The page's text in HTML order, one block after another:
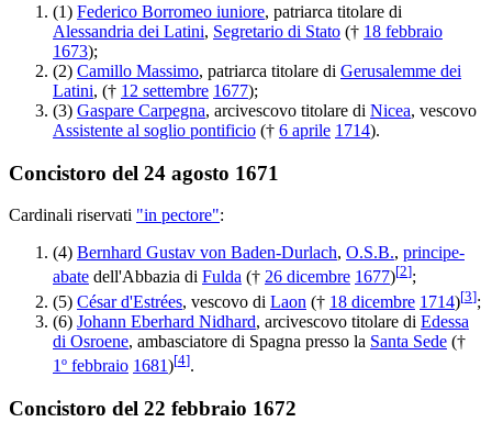
(1) Federico Borromeo iuniore, patriarca titolare di
Alessandria dei Latini, Segretario di Stato († 18 febbraio
1673);
(2) Camillo Massimo, patriarca titolare di Gerusalemme dei
Latini, († 12 settembre 1677);
(3) Gaspare Carpegna, arcivescovo titolare di Nicea, vescovo
Assistente al soglio pontificio († 6 aprile 1714).
Concistoro del 24 agosto 1671
Cardinali riservati "in pectore":
(4) Bernhard Gustav von Baden-Durlach, O.S.B., principe-
abate dell'Abbazia di Fulda († 26 dicembre 1677)[2];
(5) César d'Estrées, vescovo di Laon († 18 dicembre 1714)[3];
(6) Johann Eberhard Nidhard, arcivescovo titolare di Edessa
di Osroene, ambasciatore di Spagna presso la Santa Sede (†
1º febbraio 1681)[4].
Concistoro del 22 febbraio 1672